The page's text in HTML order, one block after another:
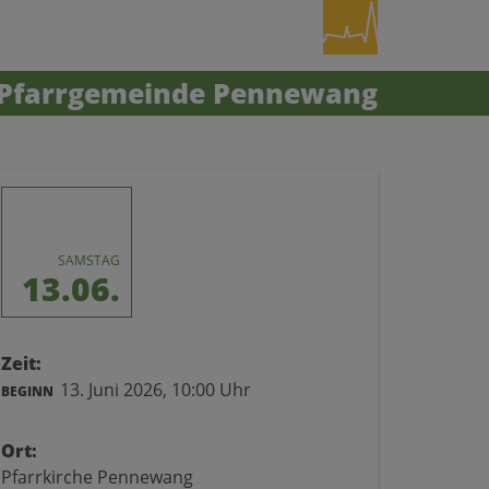
Pennewang
SAMSTAG
13.06.
Zeit:
BEGINN 13. Juni 2026, 10:00 Uhr
Ort:
Pfarrkirche Pennewang